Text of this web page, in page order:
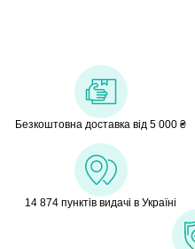
Безкоштовна доставка від 5 000 ₴
14 874 пунктів видачі в Україні